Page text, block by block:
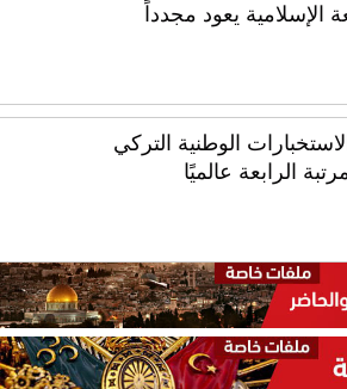
الإسلامية يعود مجدداً
الوطنية التركي
الرابعة عالميًا